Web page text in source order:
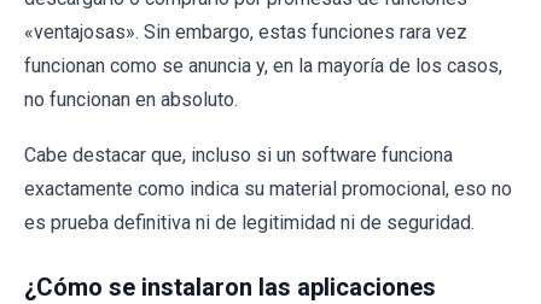
«ventajosas». Sin embargo, estas funciones rara vez
funcionan como se anuncia y, en la mayoría de los casos,
no funcionan en absoluto.
Cabe destacar que, incluso si un software funciona
exactamente como indica su material promocional, eso no
es prueba definitiva ni de legitimidad ni de seguridad.
¿Cómo se instalaron las aplicaciones